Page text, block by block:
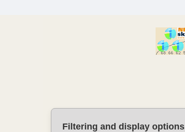
Filtering and display options